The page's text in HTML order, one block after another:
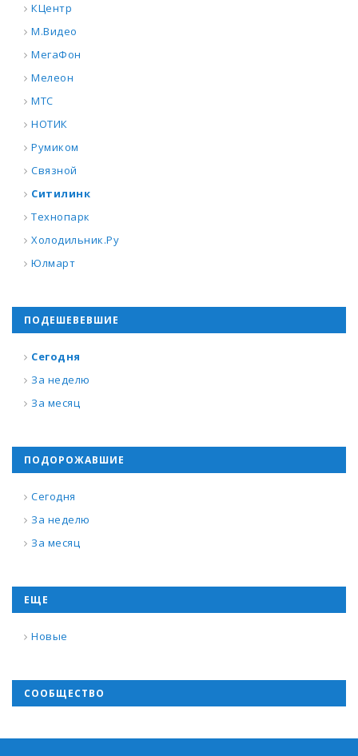
КЦентр
М.Видео
МегаФон
Мелеон
МТС
НОТИК
Румиком
Связной
Ситилинк
Технопарк
Холодильник.Ру
Юлмарт
ПОДЕШЕВЕВШИЕ
Сегодня
За неделю
За месяц
ПОДОРОЖАВШИЕ
Сегодня
За неделю
За месяц
ЕЩЕ
Новые
СООБЩЕСТВО